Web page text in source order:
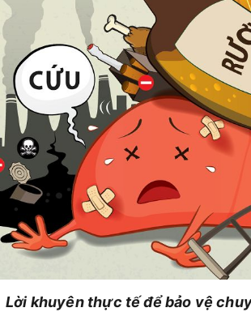
Lời khuyên thực tế để bảo vệ